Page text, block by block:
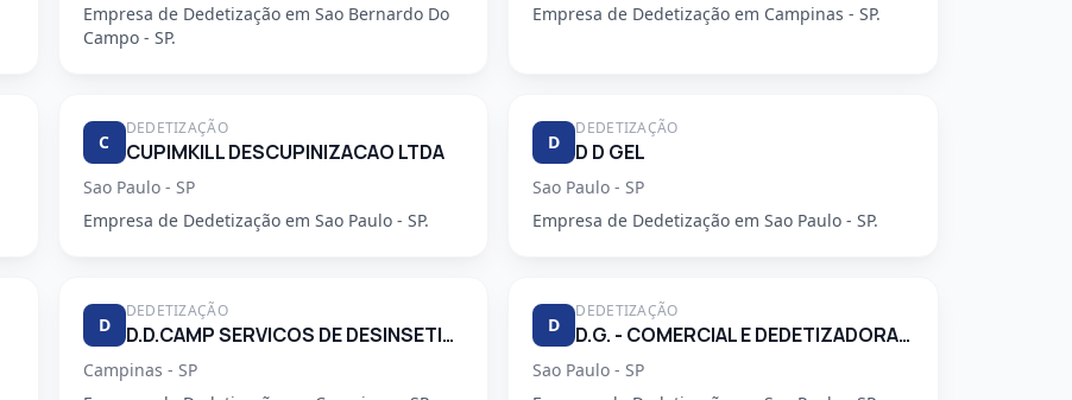
Empresa de Dedetização em Sao Bernardo Do
Campo - SP.
Empresa de Dedetização em Campinas - SP.
C
DEDETIZAÇÃO
CUPIMKILL DESCUPINIZACAO LTDA
Sao Paulo - SP
Empresa de Dedetização em Sao Paulo - SP.
D
DEDETIZAÇÃO
D D GEL
Sao Paulo - SP
Empresa de Dedetização em Sao Paulo - SP.
D
DEDETIZAÇÃO
D.D.CAMP SERVICOS DE DESINSETIZACAO LTDA.
Campinas - SP
D
DEDETIZAÇÃO
D.G. - COMERCIAL E DEDETIZADORA GARCA LTDA
Sao Paulo - SP